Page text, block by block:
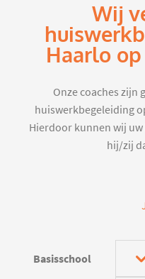
Wij
Haarlo
Onze coaches zijn
huiswerkbegeleiding
Hierdoor kunnen wij
hij/zij
Basisschool